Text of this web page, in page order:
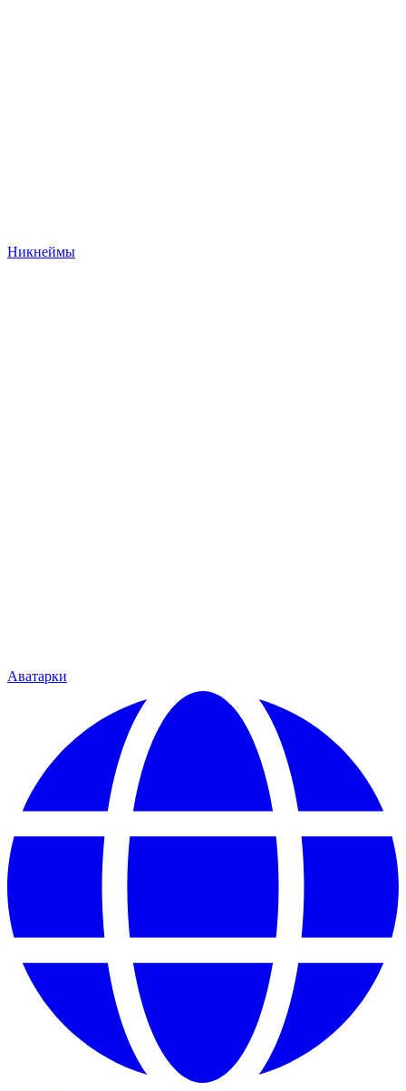
Никнеймы
Аватарки